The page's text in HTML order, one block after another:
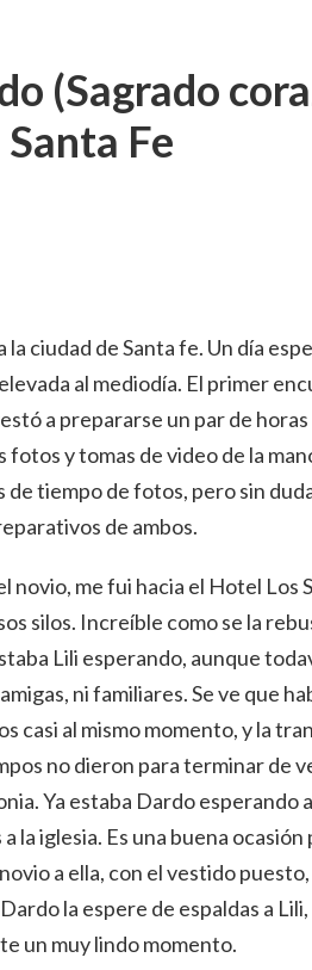
(Sagrado
Fe
la ciudad de Santa fe. Un día
al mediodía. El primer
a prepararse un par de
fotos y tomas de video de la
de tiempo de fotos, pero sin
de ambos.
novio, me fui hacia el Hotel
silos. Increíble como se la
Lili esperando, aunque
ni familiares. Se ve que
casi al mismo momento, y la
no dieron para terminar de
Ya estaba Dardo esperando
la iglesia. Es una buena
a ella, con el vestido
la espere de espaldas a
un muy lindo momento.